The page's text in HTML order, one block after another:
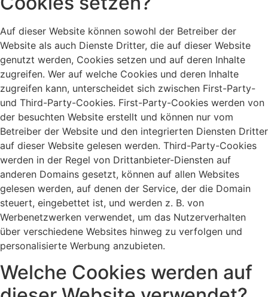
Auf dieser Website können sowohl der Betreiber der
Website als auch Dienste Dritter, die auf dieser Website
genutzt werden, Cookies setzen und auf deren Inhalte
zugreifen. Wer auf welche Cookies und deren Inhalte
zugreifen kann, unterscheidet sich zwischen First-Party-
und Third-Party-Cookies. First-Party-Cookies werden von
der besuchten Website erstellt und können nur vom
Betreiber der Website und den integrierten Diensten Dritter
auf dieser Website gelesen werden. Third-Party-Cookies
werden in der Regel von Drittanbieter-Diensten auf
anderen Domains gesetzt, können auf allen Websites
gelesen werden, auf denen der Service, der die Domain
steuert, eingebettet ist, und werden z. B. von
Werbenetzwerken verwendet, um das Nutzerverhalten
über verschiedene Websites hinweg zu verfolgen und
personalisierte Werbung anzubieten.
Welche Cookies werden auf